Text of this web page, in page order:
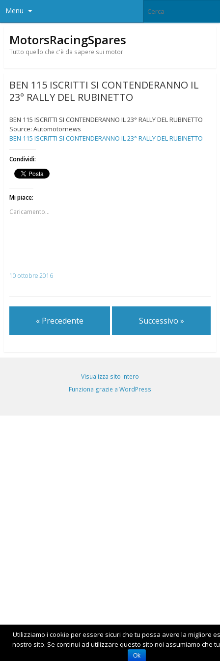
Menu
MotorsRacingSpares
Tutto quello che c'è da sapere sui motori
BEN 115 ISCRITTI SI CONTENDERANNO IL
23° RALLY DEL RUBINETTO
BEN 115 ISCRITTI SI CONTENDERANNO IL 23° RALLY DEL RUBINETTO
Source: Automotornews
BEN 115 ISCRITTI SI CONTENDERANNO IL 23° RALLY DEL RUBINETTO
Condividi:
Mi piace:
Caricamento...
10 ottobre 2016
« Precedente Successivo »
Visualizza sito intero
Funziona grazie a WordPress
Utilizziamo i cookie per essere sicuri che tu possa avere la migliore
nostro sito. Se continui ad utilizzare questo sito noi assumiamo che
Ok